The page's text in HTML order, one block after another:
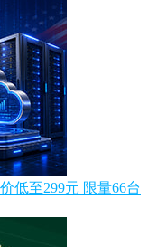
低至299元 限量66台